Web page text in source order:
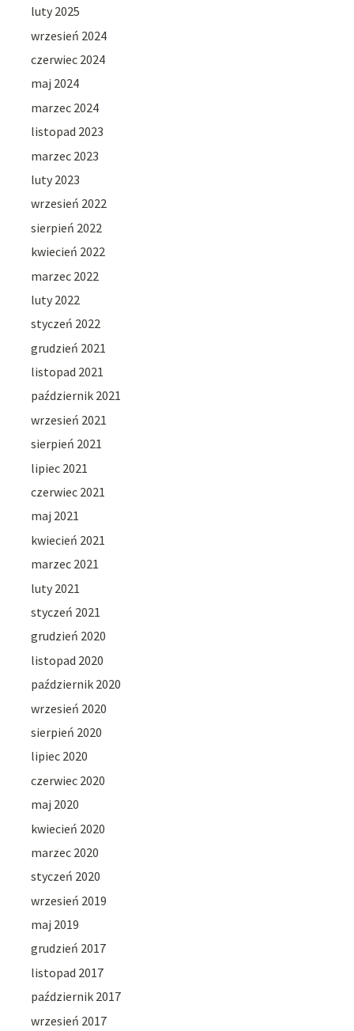
luty 2025
wrzesień 2024
czerwiec 2024
maj 2024
marzec 2024
listopad 2023
marzec 2023
luty 2023
wrzesień 2022
sierpień 2022
kwiecień 2022
marzec 2022
luty 2022
styczeń 2022
grudzień 2021
listopad 2021
październik 2021
wrzesień 2021
sierpień 2021
lipiec 2021
czerwiec 2021
maj 2021
kwiecień 2021
marzec 2021
luty 2021
styczeń 2021
grudzień 2020
listopad 2020
październik 2020
wrzesień 2020
sierpień 2020
lipiec 2020
czerwiec 2020
maj 2020
kwiecień 2020
marzec 2020
styczeń 2020
wrzesień 2019
maj 2019
grudzień 2017
listopad 2017
październik 2017
wrzesień 2017